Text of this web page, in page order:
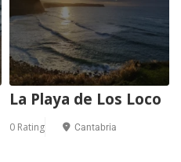
La Playa de Los Loco
0 Rating Cantabria